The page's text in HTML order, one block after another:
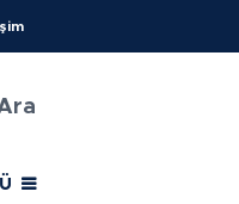
SAĞLIK